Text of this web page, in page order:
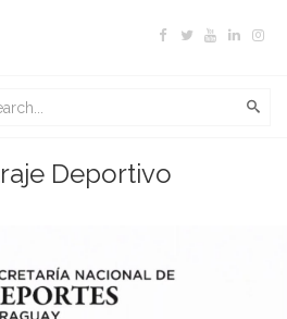
Deportivo